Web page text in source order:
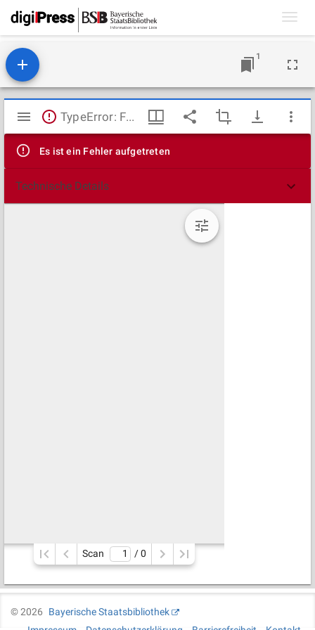
1
Mirador
Viewer
TypeError: Failed to fetch
Es ist ein Fehler aufgetreten
Technische Details
Scan / 0
©2026
Bayerische Staatsbibliothek